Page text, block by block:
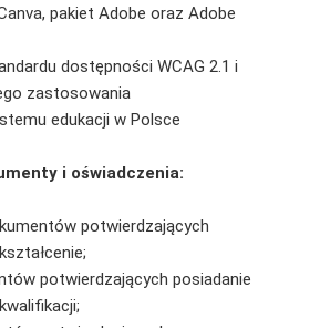
pakiet Adobe oraz Adobe
dostępności WCAG 2.1 i
zastosowania
edukacji w Polsce
i oświadczenia:
potwierdzających
potwierdzających posiadanie